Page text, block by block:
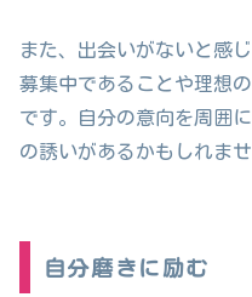
また、出会いがないと感
募集中であることや理想
です。自分の意向を周囲
の誘いがあるかもしれませ
自分磨きに励む